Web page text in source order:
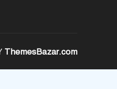
ThemesBazar.com